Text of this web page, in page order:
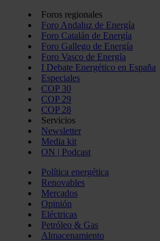
Foros regionales
Foro Andaluz de Energía
Foro Catalán de Energía
Foro Gallego de Energía
Foro Vasco de Energía
I Debate Energético en España
Especiales
COP 30
COP 29
COP 28
Servicios
Newsletter
Media kit
ON | Podcast
Política energética
Renovables
Mercados
Opinión
Eléctricas
Petróleo & Gas
Almacenamiento